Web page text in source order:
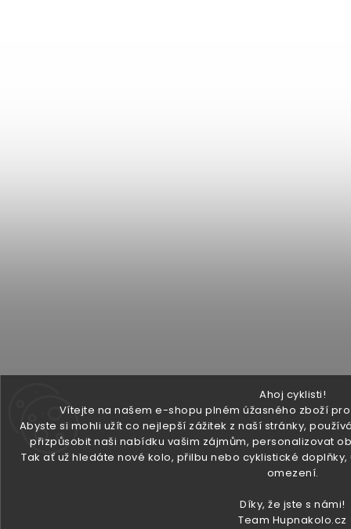
Ahoj cyklisti!
Vítejte na našem e-shopu plném úžasného zboží
Abyste si mohli užít co nejlepší zážitek z naší stránky,
přizpůsobit naši nabídku vašim zájmům, personalizovat
Tak ať už hledáte nové kolo, přilbu nebo cyklistické
omezení.
Díky, že jste s námi!
Team Hupnakolo.cz